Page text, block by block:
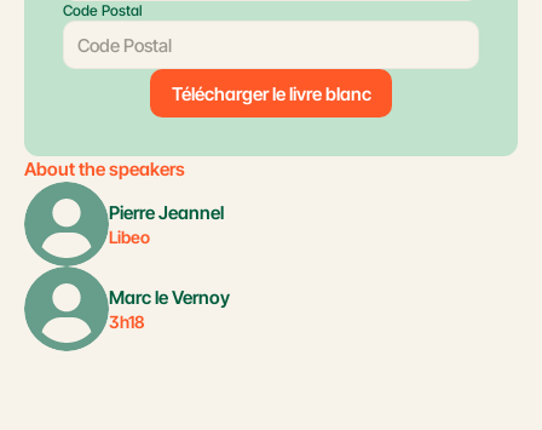
Code Postal
Télécharger le livre blanc
About the speakers
Pierre Jeannel
Libeo
Marc le Vernoy
3h18